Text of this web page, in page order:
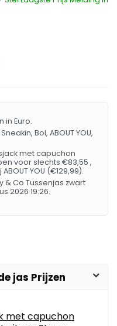
in Euro.
Bol, ABOUT YOU,
met capuchon
voor slechts €83,55 ,
YOU (€129,99).
& Co Tussenjas zwart
2026 19:26.
jas Prijzen
met capuchon